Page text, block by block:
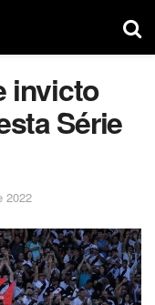
invicto
Série
2022